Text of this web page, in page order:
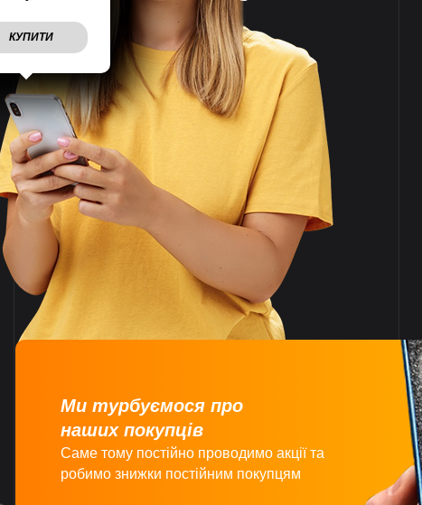
КУПИТИ
Враховуємопобажання
клієнтів
Швидковідправляємо
замовлення
Великий асортимент
товарів
Ми турбуємося про
наших покупців
Саме тому постійно проводимо акції та
робимо знижки постійним покупцям